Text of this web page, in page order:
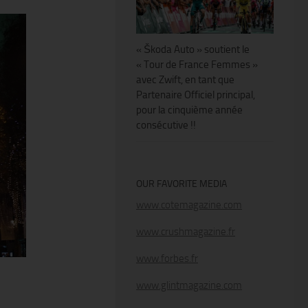
« Škoda Auto » soutient le
« Tour de France Femmes »
avec Zwift, en tant que
Partenaire Officiel principal,
pour la cinquième année
consécutive !!
OUR FAVORITE MEDIA
www.cotemagazine.com
www.crushmagazine.fr
www.forbes.fr
www.glintmagazine.com